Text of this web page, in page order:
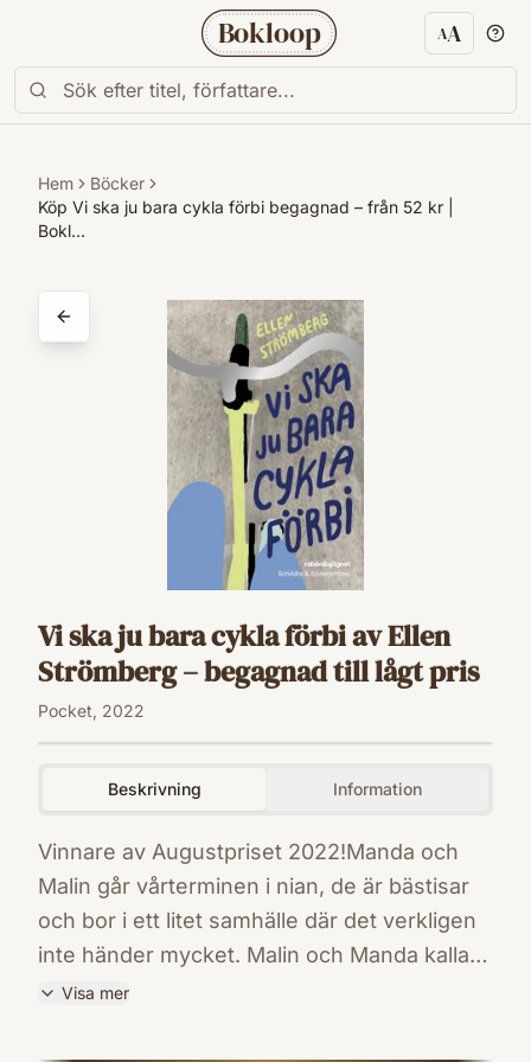
Bokloop AA
Hem
Böcker
Köp Vi ska ju bara cykla förbi begagnad – från 52 kr |
Bokl…
Vi ska ju bara cykla förbi av Ellen
Strömberg – begagnad till lågt pris
Pocket, 2022
Beskrivning Information
Vinnare av Augustpriset 2022!Manda och
Malin går vårterminen i nian, de är bästisar
och bor i ett litet samhälle där det verkligen
inte händer mycket. Malin och Manda kallas
"cyklarna" för att de så ofta cyklar omkring i
Visa mer